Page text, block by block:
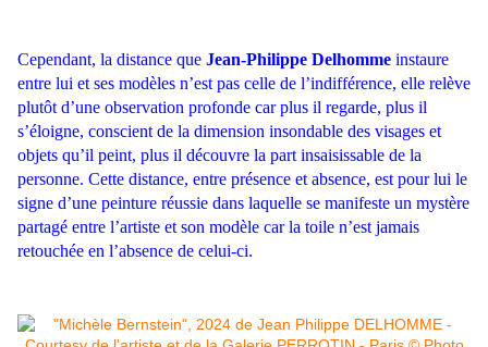
Cependant, la distance que Jean-Philippe Delhomme instaure
entre lui et ses modèles n’est pas celle de l’indifférence, elle relève
plutôt d’une observation profonde car plus il regarde, plus il
s’éloigne, conscient de la dimension insondable des visages et
objets qu’il peint, plus il découvre la part insaisissable de la
personne. Cette distance, entre présence et absence, est pour lui le
signe d’une peinture réussie dans laquelle se manifeste un mystère
partagé entre l’artiste et son modèle car la toile n’est jamais
retouchée en l’absence de celui-ci.